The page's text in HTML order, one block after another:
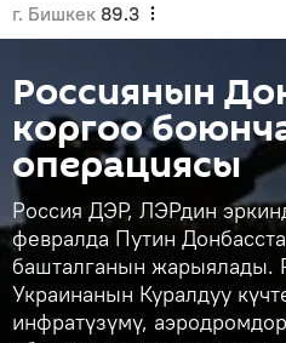
г. Бишкек 89.3
Россиянын
коргоо
операциясы
Россия ДЭР, ЛЭРдин
февралда Путин
башталганын жарыялады.
Украинанын Куралдуу
инфратүзүмү,